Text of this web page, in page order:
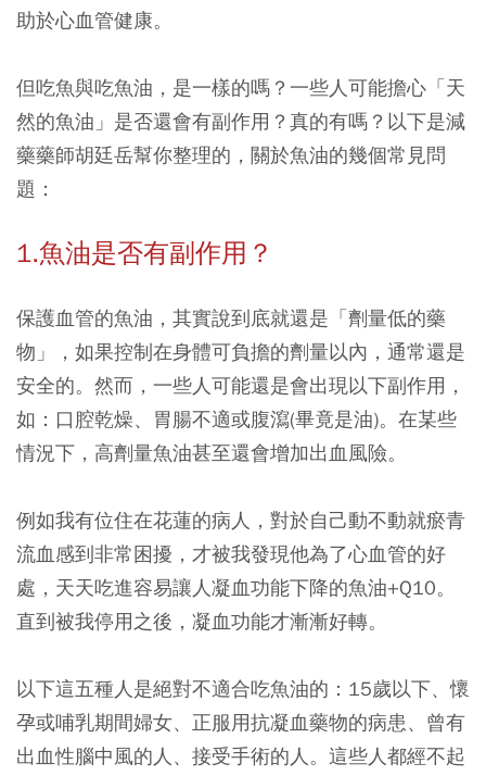
助於心血管健康。
但吃魚與吃魚油，是一樣的嗎？一些人可能擔心「天
然的魚油」是否還會有副作用？真的有嗎？以下是減
藥藥師胡廷岳幫你整理的，關於魚油的幾個常見問
題：
1.魚油是否有副作用？
保護血管的魚油，其實說到底就還是「劑量低的藥
物」，如果控制在身體可負擔的劑量以內，通常還是
安全的。然而，一些人可能還是會出現以下副作用，
如：口腔乾燥、胃腸不適或腹瀉(畢竟是油)。 在某些
情況下，高劑量魚油甚至還會增加出血風險。
例如我有位住在花蓮的病人，對於自己動不動就瘀青
流血感到非常困擾，才被我發現他為了心血管的好
處，天天吃進容易讓人凝血功能下降的魚油+Q10。
直到被我停用之後，凝血功能才漸漸好轉。
以下這五種人是絕對不適合吃魚油的： 15歲以下、懷
孕或哺乳期間婦女、正服用抗凝血藥物的病患、曾有
出血性腦中風的人、接受手術的人。這些人都經不起